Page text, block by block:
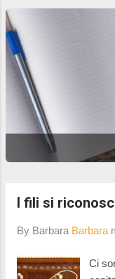
I fili si
By Barbara Barbara
Ci